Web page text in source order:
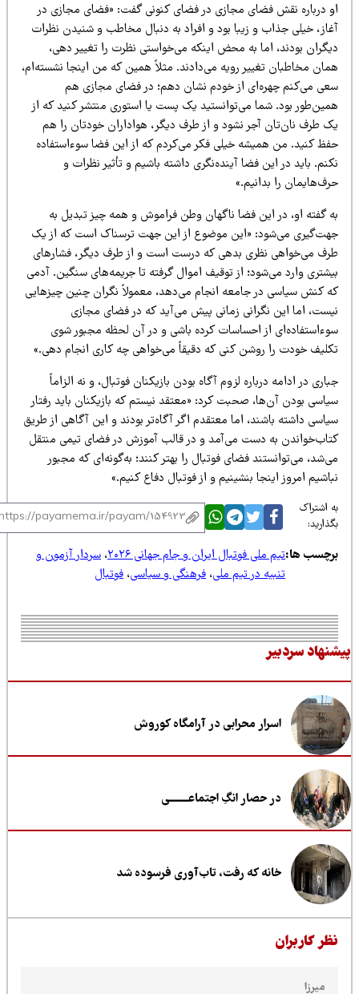
درباره نقش فضای مجازی در فضای کنونی گفت: «فضای مجازی در
خیلی جذاب و زیبا بود و افراد به دنبال مخاطب و شنیدن نظرات
بودند، اما به محض اینکه می‌خواستی نظرت را تغییر دهی،
مخاطبان تغییر رویه می‌دادند. مثلاً همین که من اینجا نشسته‌ام،
می‌کنم چهره‌ای از خودم نشان دهم؛ در فضای مجازی هم
بود. شما می‌توانستید یک پست یا استوری منتشر کنید که از
طرف نان‌تان آجر نشود و از طرف دیگر، هواداران خودتان را هم
کنید. من همیشه خیلی فکر می‌کردم که از این فضا سوءاستفاده
باید در این فضا آینده‌نگری داشته باشیم و تأثیر نظرات و
را بدانیم.»
گفته او، در این فضا ناگهان وطن فراموش و همه چیز تبدیل به
می‌شود: «این موضوع از این جهت ترسناک است که از یک
می‌خواهی نظری بدهی که درست است و از طرف دیگر، فشارهای
وارد می‌شود؛ از توقیف اموال گرفته تا جریمه‌های سنگین. آدمی
کنش سیاسی در جامعه انجام می‌دهد، معمولاً نگران چنین چیزهایی
اما این نگرانی زمانی پیش می‌آید که در فضای مجازی
از احساسات کرده باشی و در آن لحظه مجبور شوی
خودت را روشن کنی که دقیقاً می‌خواهی چه کاری انجام دهی.»
در ادامه درباره لزوم آگاه بودن بازیکنان فوتبال، و نه الزاماً
بودن آن‌ها، صحبت کرد: «معتقد نیستم که بازیکنان باید رفتار
داشته باشند، اما معتقدم اگر آگاه‌تر بودند و این آگاهی از طریق
به دست می‌آمد و در قالب آموزش در فضای تیمی منتقل
می‌توانستند فضای فوتبال را بهتر کنند؛ به‌گونه‌ای که مجبور
امروز اینجا بنشینیم و از فوتبال دفاع کنیم.»
اشتراک
ها:تیم ملی فوتبال ایران و جام جهانی ۲۰۲۶ ،سردار آزمون و
تنبیه در تیم ملی،فرهنگی و سیاسی،فوتبال
سردبیر
اسرار محرابی در آرامگاه کوروش
در حصار انگِ اجتماعــــــــی
خانه که رفت، تاب‌آوری فرسوده شد
کاربران